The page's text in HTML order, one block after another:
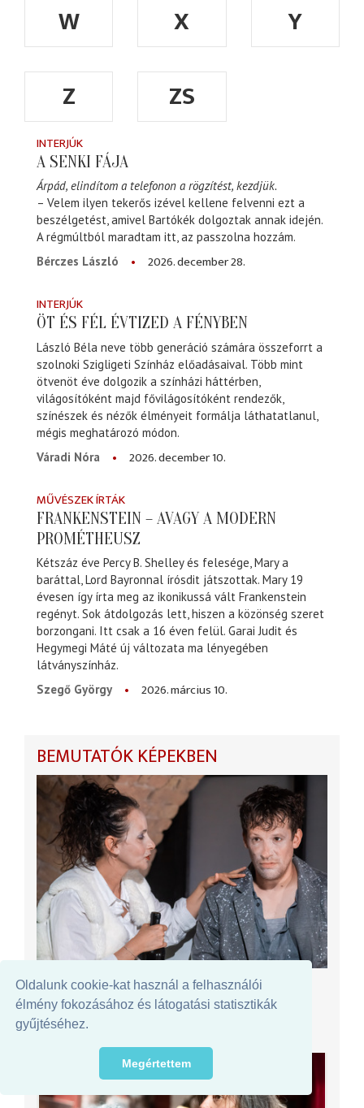
Oldalunk cookie-kat használ a felhasználói
élmény fokozásához és látogatási statisztikák
gyűjtéséhez.
Megértettem
W
X
Y
Z
ZS
INTERJÚK
A SENKI FÁJA
Árpád, elindítom a telefonon a rögzítést, kezdjük.
– Velem ilyen tekerős izével kellene felvenni ezt a
beszélgetést, amivel Bartókék dolgoztak annak idején.
A régmúltból maradtam itt, az passzolna hozzám.
Bérczes László
2026. december 28.
INTERJÚK
ÖT ÉS FÉL ÉVTIZED A FÉNYBEN
László Béla neve több generáció számára összeforrt a
szolnoki Szigligeti Színház előadásaival. Több mint
ötvenöt éve dolgozik a színházi háttérben,
világosítóként majd fővilágosítóként rendezők,
színészek és nézők élményeit formálja láthatatlanul,
mégis meghatározó módon.
Váradi Nóra
2026. december 10.
MŰVÉSZEK ÍRTÁK
FRANKENSTEIN – AVAGY A MODERN
PROMÉTHEUSZ
Kétszáz éve Percy B. Shelley és felesége, Mary a
baráttal, Lord Bayronnal írósdit játszottak. Mary 19
évesen így írta meg az ikonikussá vált Frankenstein
regényt. Sok átdolgozás lett, hiszen a közönség szeret
borzongani. Itt csak a 16 éven felül. Garai Judit és
Hegymegi Máté új változata ma lényegében
látványszínház.
Szegő György
2026. március 10.
BEMUTATÓK KÉPEKBEN
SZEGEDI PINCESZÍNHÁZ
Apátlanság
Rendező